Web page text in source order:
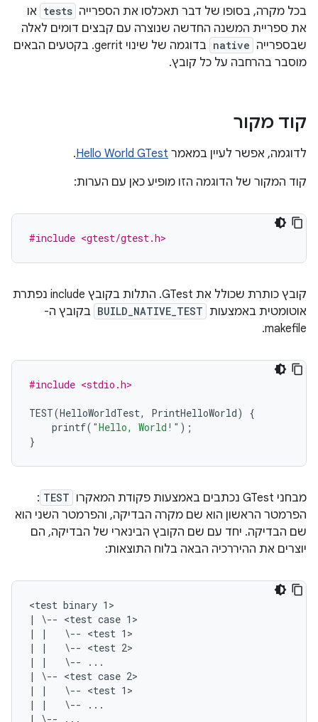
בכל מקרה, בסופו של דבר תאכלסו את הספרייה tests או
את ספריית המשנה החדשה שנוצרה עם קבצים דומים לאלה
שבספרייה native
בדוגמה של שינוי gerrit. בקטעים הבאים
מוסבר בהרחבה על כל קובץ.
קוד מקור
לדוגמה, אפשר לעיין במאמר Hello World GTest
.
קוד המקור של הדוגמה הזו מופיע כאן עם הערות:
#include <gtest/gtest.h>
קובץ כותרת שכולל את GTest. התלות בקובץ include נפתרת
אוטומטית באמצעות BUILD_NATIVE_TEST בקובץ ה-
makefile.
#include <stdio.h>
TEST(HelloWorldTest, PrintHelloWorld)
{
printf( "Hello, World!" );
}
מבחני GTest נכתבים באמצעות פקודת המאקרו TEST
:
הפרמטר הראשון הוא שם מקרה הבדיקה, והפרמטר השני הוא
שם הבדיקה. יחד עם שם הקובץ הבינארי של הבדיקה, הם
יוצרים את ההיררכיה הבאה בלוח התוצאות:
<test binary 1>
| \-- <test case 1>
| |   \-- <test 1>
| |   \-- <test 2>
| |   \-- ...
| \-- <test case 2>
| |   \-- <test 1>
| |   \-- ...
| \-- ...